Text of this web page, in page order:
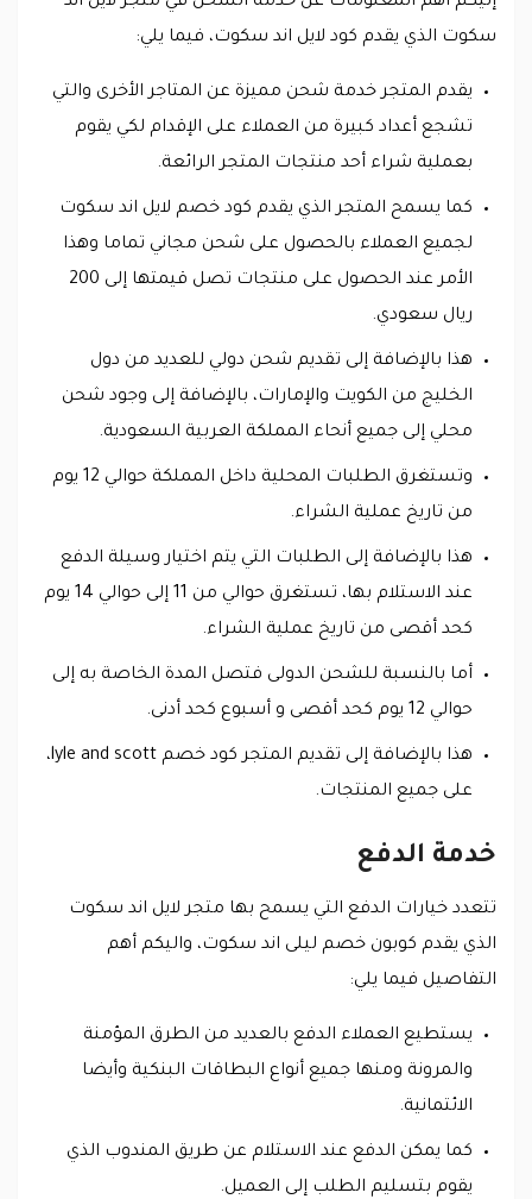
سكوت الذي يقدم كود لايل اند سكوت، فيما يلي:
يقدم المتجر خدمة شحن مميزة عن المتاجر الأخرى والتي
تشجع أعداد كبيرة من العملاء على الإقدام لكي يقوم
بعملية شراء أحد منتجات المتجر الرائعة.
كما يسمح المتجر الذي يقدم كود خصم لايل اند سكوت
لجميع العملاء بالحصول على شحن مجاني تماما وهذا
الأمر عند الحصول على منتجات تصل قيمتها إلى 200
ريال سعودي.
هذا بالإضافة إلى تقديم شحن دولي للعديد من دول
الخليج من الكويت والإمارات، بالإضافة إلى وجود شحن
محلي إلى جميع أنحاء المملكة العربية السعودية.
وتستغرق الطلبات المحلية داخل المملكة حوالي 12 يوم
من تاريخ عملية الشراء.
هذا بالإضافة إلى الطلبات التي يتم اختيار وسيلة الدفع
عند الاستلام بها، تستغرق حوالي من 11 إلى حوالي 14 يوم
كحد أقصى من تاريخ عملية الشراء.
أما بالنسبة للشحن الدولى فتصل المدة الخاصة به إلى
حوالي 12 يوم كحد أقصى و أسبوع كحد أدنى.
هذا بالإضافة إلى تقديم المتجر كود خصم lyle and scott،
على جميع المنتجات.
خدمة الدفع
تتعدد خيارات الدفع التي يسمح بها متجر لايل اند سكوت
الذي يقدم كوبون خصم ليلى اند سكوت، واليكم أهم
التفاصيل فيما يلي:
يستطيع العملاء الدفع بالعديد من الطرق المؤمنة
والمرونة ومنها جميع أنواع البطاقات البنكية وأيضا
الائتمانية.
كما يمكن الدفع عند الاستلام عن طريق المندوب الذي
يقوم بتسليم الطلب إلى العميل.